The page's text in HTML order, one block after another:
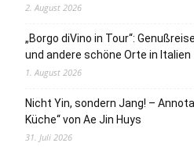
2. August 2026
„Borgo diVino in Tour“:
und andere schöne Orte in Italien
1. August 2026
Nicht Yin, sondern Jang! –
Küche“ von Ae Jin Huys
31. Juli 2026